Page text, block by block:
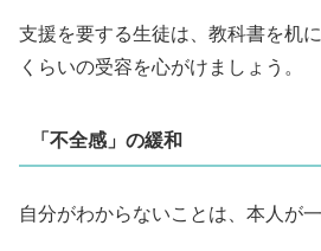
支援を要する生徒は、教科書を机
くらいの受容を心がけましょう。
「不全感」の緩和
自分がわからないことは、本人が